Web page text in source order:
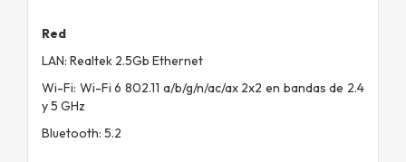
Red
LAN: Realtek 2.5Gb Ethernet
Wi-Fi: Wi-Fi 6 802.11 a/b/g/n/ac/ax 2x2 en bandas de 2.4
y 5 GHz
Bluetooth: 5.2